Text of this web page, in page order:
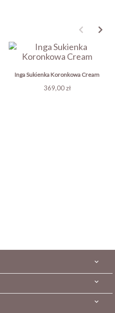
Inga Sukienka Koronkowa Cream
Cena
369,00 zł


